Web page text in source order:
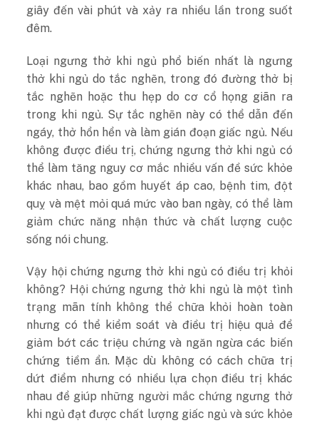
giây đến vài phút và xảy ra nhiều lần trong suốt
đêm.
Loại ngưng thở khi ngủ phổ biến nhất là ngưng
thở khi ngủ do tắc nghẽn, trong đó đường thở bị
tắc nghẽn hoặc thu hẹp do cơ cổ họng giãn ra
trong khi ngủ. Sự tắc nghẽn này có thể dẫn đến
ngáy, thở hổn hển và làm gián đoạn giấc ngủ. Nếu
không được điều trị, chứng ngưng thở khi ngủ có
thể làm tăng nguy cơ mắc nhiều vấn đề sức khỏe
khác nhau, bao gồm huyết áp cao, bệnh tim, đột
quỵ và mệt mỏi quá mức vào ban ngày, có thể làm
giảm chức năng nhận thức và chất lượng cuộc
sống nói chung.
Vậy hội chứng ngưng thở khi ngủ có điều trị khỏi
không? Hội chứng ngưng thở khi ngủ là một tình
trạng mãn tính không thể chữa khỏi hoàn toàn
nhưng có thể kiểm soát và điều trị hiệu quả để
giảm bớt các triệu chứng và ngăn ngừa các biến
chứng tiềm ẩn. Mặc dù không có cách chữa trị
dứt điểm nhưng có nhiều lựa chọn điều trị khác
nhau để giúp những người mắc chứng ngưng thở
khi ngủ đạt được chất lượng giấc ngủ và sức khỏe